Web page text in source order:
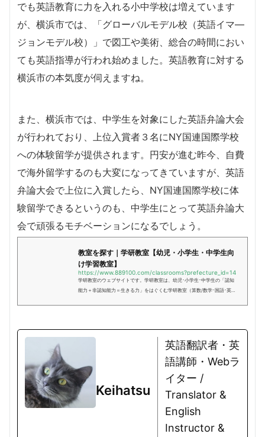
でも英語教育に力を入れる小中学校は増えています
が、横浜市では、「グローバルモデル校（英語イマ―
ジョンモデル校）」で図工や美術、総合の時間におい
ても英語指導が行われ始めました。英語教育に対する
横浜市の本気度が伺えますね。
また、横浜市では、中学生を対象にした英語弁論大会
が行われており、上位入賞者３名にNY国連国際学校
への体験留学が提供されます。円安が進む昨今、自費
で海外留学するのも大変になってきていますが、英語
弁論大会で上位に入賞したら、NY国連国際学校に体
験留学できるというのも、中学生にとって英語弁論大
会で頑張るモチベーションになるでしょう。
教室を探す｜学研教室【幼児・小学生・中学生向
け学習教室】
https://www.889100.com/classrooms?prefecture_id=14
学研教室のウェブサイトです。学研教室は、幼児･小学生･中学生の「認知
能力＋非認知能力＝生きる力」をはぐくむ学研教室（算数/数学･国語･英
Keihatsu
英語翻訳者・英
語講師・Webラ
イター /
Translator &
English
Instructor &